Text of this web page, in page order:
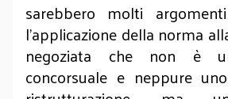
sarebbero molti
l’applicazione della norma
negoziata che non è
concorsuale e neppure